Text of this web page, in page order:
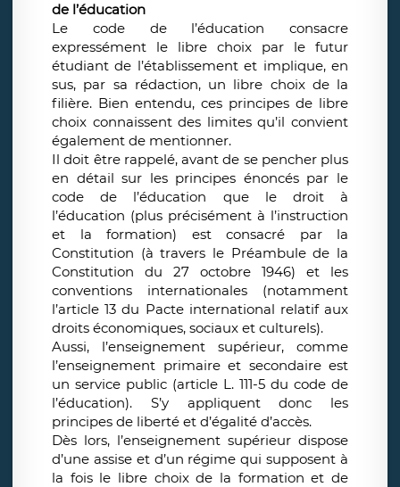
de l’éducation
Le code de l’éducation consacre
expressément le libre choix par le futur
étudiant de l’établissement et implique, en
sus, par sa rédaction, un libre choix de la
filière. Bien entendu, ces principes de libre
choix connaissent des limites qu’il convient
également de mentionner.
Il doit être rappelé, avant de se pencher plus
en détail sur les principes énoncés par le
code de l’éducation que le droit à
l’éducation (plus précisément à l’instruction
et la formation) est consacré par la
Constitution (à travers le Préambule de la
Constitution du 27 octobre 1946) et les
conventions internationales (notamment
l’article 13 du Pacte international relatif aux
droits économiques, sociaux et culturels).
Aussi, l’enseignement supérieur, comme
l’enseignement primaire et secondaire est
un service public (article L. 111-5 du code de
l’éducation). S’y appliquent donc les
principes de liberté et d’égalité d’accès.
Dès lors, l’enseignement supérieur dispose
d’une assise et d’un régime qui supposent à
la fois le libre choix de la formation et de